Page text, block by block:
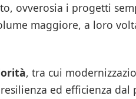
ovverosia i progetti
maggiore, a loro
, tra cui
ed efficienza dal